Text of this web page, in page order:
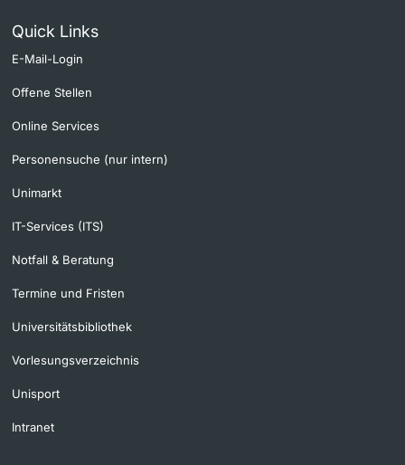
Quick Links
E-Mail-Login
Offene Stellen
Online Services
Personensuche (nur intern)
Unimarkt
IT-Services (ITS)
Notfall & Beratung
Termine und Fristen
Universitätsbibliothek
Vorlesungsverzeichnis
Unisport
Intranet